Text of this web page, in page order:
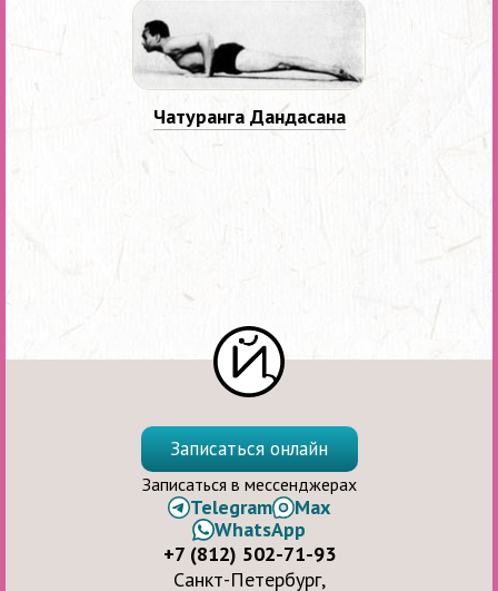
Чатуранга Дандасана
Записаться онлайн
Записаться в мессенджерах
Telegram
Max
WhatsApp
+7 (812) 502-71-93
Санкт-Петербург,